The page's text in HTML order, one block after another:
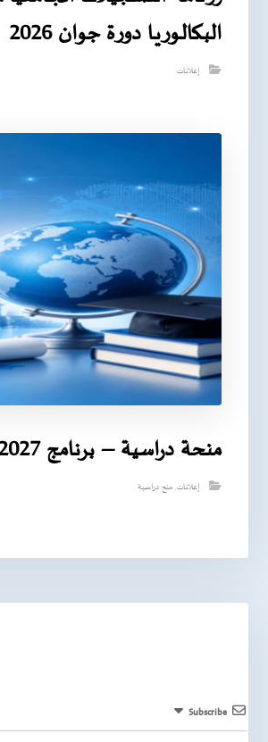
البـكالـوريـا دورة جوان 2026
إعلانات
منحة دراسية – برنامج DAAD 2027
إعلانات,منح دراسية
Subscribe